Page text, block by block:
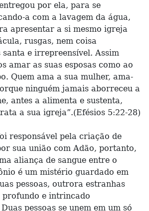
por ela, para se
a com a lavagem da água,
apresentar a si mesmo igreja
rusgas, nem coisa
santa e irrepreensível. Assim
amar as suas esposas como ao
Quem ama a sua mulher, ama-
ninguém jamais aborreceu a
antes a alimenta e sustenta,
a sua igreja”.(Efésios 5:22-28)
responsável pela criação de
sua união com Adão, portanto,
aliança de sangue entre o
é um mistério guardado em
pessoas, outrora estranhas
profundo e intrincado
pessoas se unem em um só